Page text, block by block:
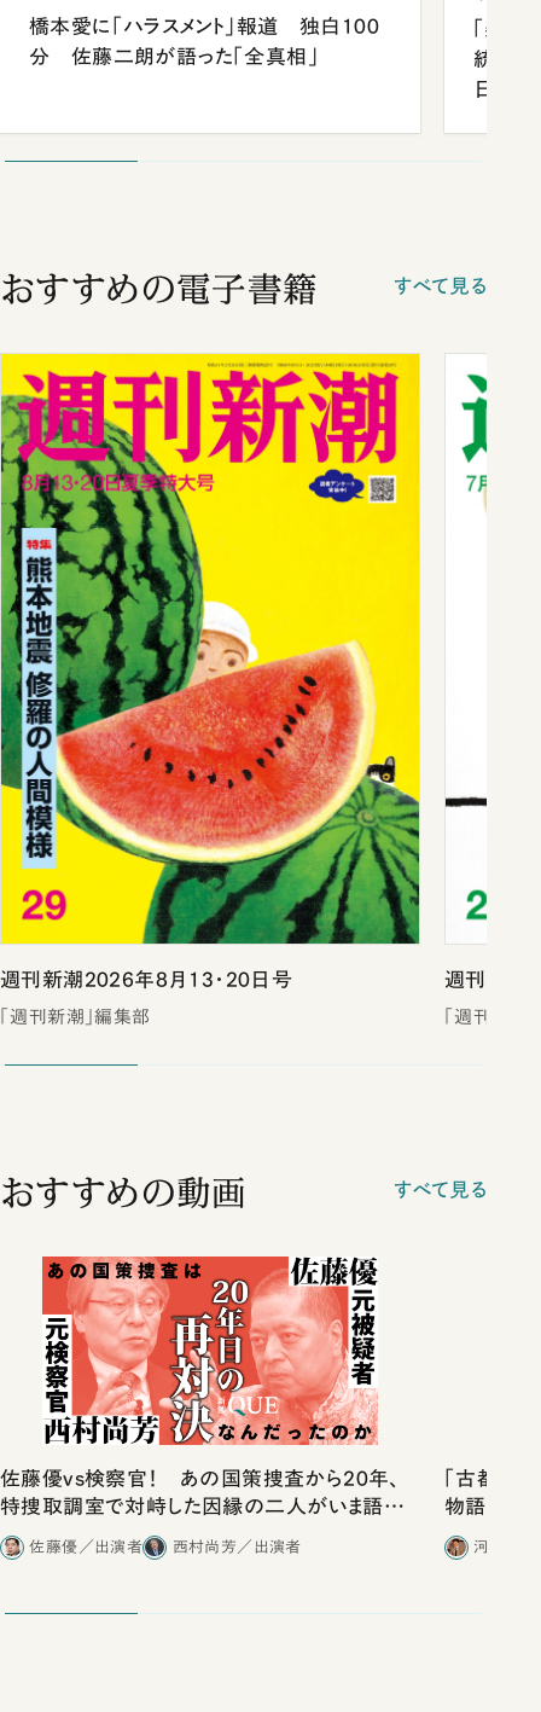
橋本愛に「ハラスメント」報道 独白100
分 佐藤二朗が語った「全真相」
「楽し
統領と
日米
おすすめの電子書籍 すべて見る
週刊新潮2026年8月13・20日号
「週刊新潮」編集部
週刊新潮
「週刊新潮
おすすめの動画 すべて見る
佐藤優vs検察官！ あの国策捜査から20年、
特捜取調室で対峙した因縁の二人がいま語り
合ったこと
佐藤優／出演者 西村尚芳／出演者
「古都」
物語」に
河野有